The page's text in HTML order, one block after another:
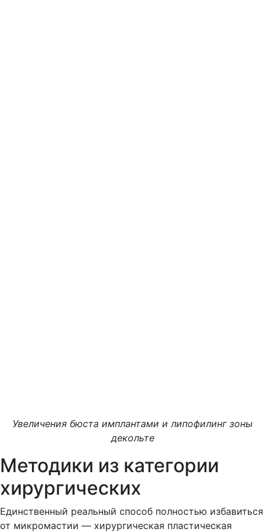
Увеличения бюста имплантами и липофилинг зоны
декольте
Методики из категории
хирургических
Единственный реальный способ полностью избавиться
от микромастии — хирургическая пластическая